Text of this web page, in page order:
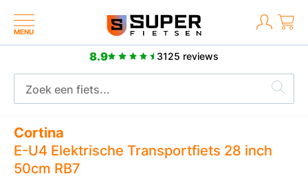
MENU
8.9 3125 reviews
Meer dan 2500 positieve reviews
Cortina
E-U4 Elektrische Transportfiets 28 inch
50cm RB7